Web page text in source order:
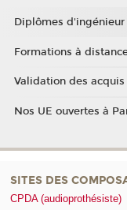
Diplômes d'ingénieur
Formations à
Validation des
Nos UE ouvertes à
SITES DES
CPDA (audioprothésiste)